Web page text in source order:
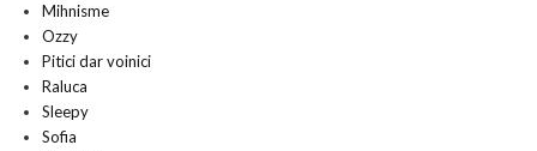
Mihnisme
Ozzy
Pitici dar voinici
Raluca
Sleepy
Sofia